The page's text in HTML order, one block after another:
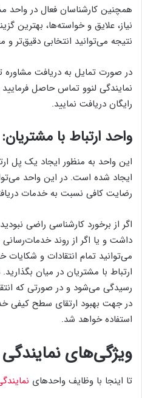
همچنین کارشناسان فعال در واحد
نیاز، علایق و خواسته‌ها، بهترین
نتیجه می‌توانید انتخابی دقیق‌تر
در صورت تمایل به دریافت
نمایندگی لنوو تماس حاصل
رایگان دریافت نمایید.
واحد ارتباط با مشتریان:
این واحد به منظور ایجاد یک پل
ایجاد شده است. در این واحد
رضایت کافی نسبت به خدمات
اگر از برخورد کارشناسی راضی
داشت و یا اگر از روند
می‌توانید تمام انتقادات و شکایات
ارتباط با مشتریان در میان
رسیدگی می‌شود و در صورتی که
در جهت بهبود ارتقای سطح کیفی
استفاده خواهد شد.
ویژگی‌های
تا اینجا با وظایف واحد‌های